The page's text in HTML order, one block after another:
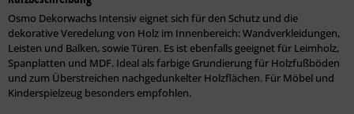
Osmo Dekorwachs Intensiv eignet sich für den Schutz und die
dekorative Veredelung von Holz im Innenbereich: Wandverkleidungen,
Leisten und Balken, sowie Türen. Es ist ebenfalls geeignet für Leimholz,
Spanplatten und MDF. Ideal als farbige Grundierung für Holzfußböden
und zum Überstreichen nachgedunkelter Holzflächen. Für Möbel und
Kinderspielzeug besonders empfohlen.